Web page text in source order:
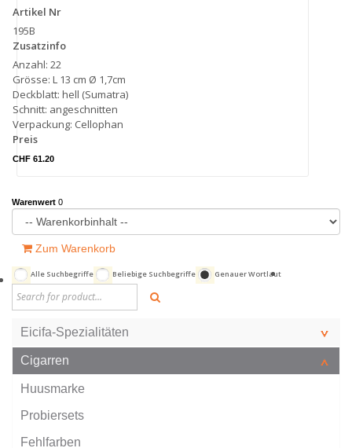
Artikel Nr
195B
Zusatzinfo
Anzahl: 22
Grösse: L 13 cm Ø 1,7cm
Deckblatt: hell (Sumatra)
Schnitt: angeschnitten
Verpackung: Cellophan
Preis
CHF 61.20
Warenwert 0
Zum Warenkorb
Alle Suchbegriffe Beliebige Suchbegriffe Genauer Wortlaut
Eicifa-Spezialitäten
Cigarren
Huusmarke
Probiersets
Fehlfarben